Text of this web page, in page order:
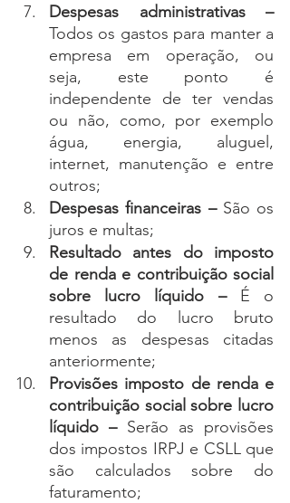
Despesas administrativas –
Todos os gastos para manter a
empresa em operação, ou
seja, este ponto é
independente de ter vendas
ou não, como, por exemplo
água, energia, aluguel,
internet, manutenção e entre
outros;
Despesas financeiras – São os
juros e multas;
Resultado antes do imposto
de renda e contribuição social
sobre lucro líquido – É o
resultado do lucro bruto
menos as despesas citadas
anteriormente;
Provisões imposto de renda e
contribuição social sobre lucro
líquido – Serão as provisões
dos impostos IRPJ e CSLL que
são calculados sobre do
faturamento;